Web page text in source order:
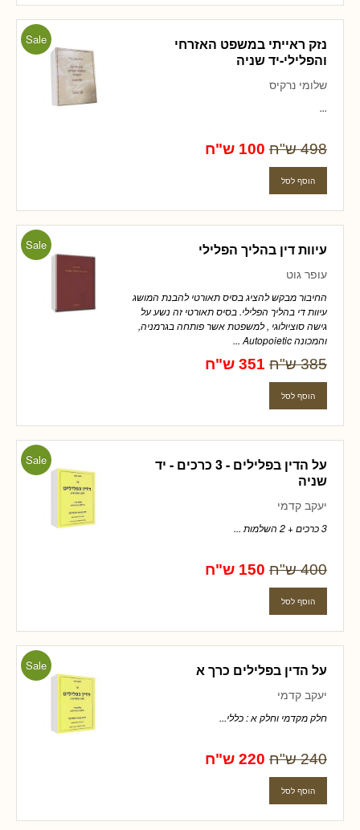
Sale
נזק ראייתי במשפט האזרחי
והפלילי-יד שניה
שלומי נרקיס
...
498 ש"ח 100 ש"ח
Sale עיוות דין בהליך הפלילי
עופר גוט
החיבור מבקש להציג בסיס תאורטי להבנת המושג
עיוות די בהליך הפלילי. בסיס תאורטי זה נשע על
גישה סוציולוגי , למשפטת אשר פותחה בגרמניה,
והמכונה Autopoietic ...
385 ש"ח 351 ש"ח
Sale
על הדין בפלילים - 3 כרכים - יד
שניה
יעקב קדמי
3 כרכים + 2 השלמות ...
400 ש"ח 150 ש"ח
Sale על הדין בפלילים כרך א
יעקב קדמי
חלק מקדמי וחלק א : כללי...
240 ש"ח 220 ש"ח